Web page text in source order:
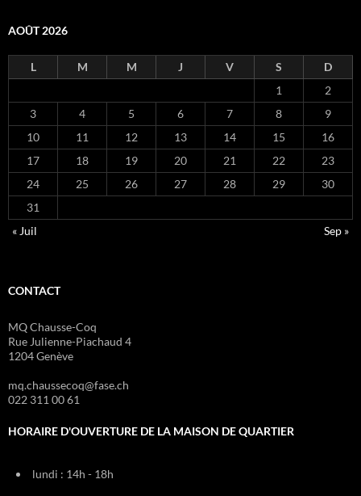
AOÛT 2026
L M M J V S
D
1
2
3
4 5 6 7 8
9
10
11 12 13 14 15
16
17
18 19 20 21 22
23
24
25 26 27 28 29
30
31
« Juil
Sep »
CONTACT
MQ Chausse-Coq
Rue Julienne-Piachaud 4
1204 Genève
mq.chaussecoq@fase.ch
022 311 00 61
HORAIRE D'OUVERTURE DE LA MAISON DE QUARTIER
lundi : 14h - 18h